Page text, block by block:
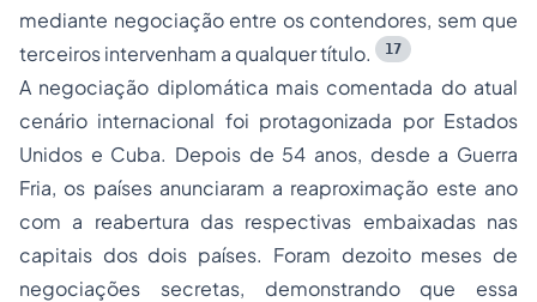
mediante negociação entre os contendores, sem que
terceiros intervenham a qualquer título.
17
A negociação diplomática mais comentada do atual
cenário internacional foi protagonizada por Estados
Unidos e Cuba. Depois de 54 anos, desde a Guerra
Fria, os países anunciaram a reaproximação este ano
com a reabertura das respectivas embaixadas nas
capitais dos dois países. Foram dezoito meses de
negociações secretas, demonstrando que essa